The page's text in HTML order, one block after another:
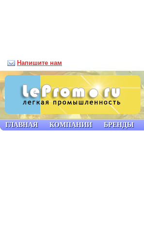
ГЛАВНАЯ КОМПАНИИ БРЕНДЫ
Напишите нам